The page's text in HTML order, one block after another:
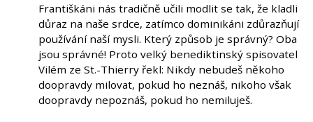
Františkáni nás tradičně učili modlit se tak, že kladli
důraz na naše srdce, zatímco dominikáni zdůrazňují
používání naší mysli. Který způsob je správný? Oba
jsou správné! Proto velký benediktinský spisovatel
Vilém ze St.-Thierry řekl: Nikdy nebudeš někoho
doopravdy milovat, pokud ho neznáš, nikoho však
doopravdy nepoznáš, pokud ho nemiluješ.